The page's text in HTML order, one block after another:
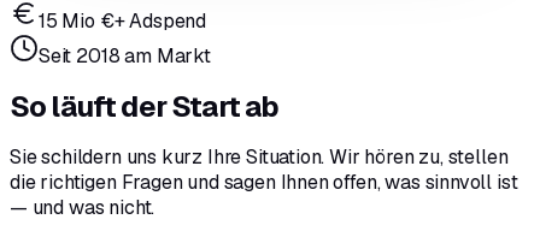
15 Mio €+ Adspend
Seit 2018 am Markt
So läuft der Start ab
Sie schildern uns kurz Ihre Situation. Wir hören zu, stellen
die richtigen Fragen und sagen Ihnen offen, was sinnvoll ist
— und was nicht.